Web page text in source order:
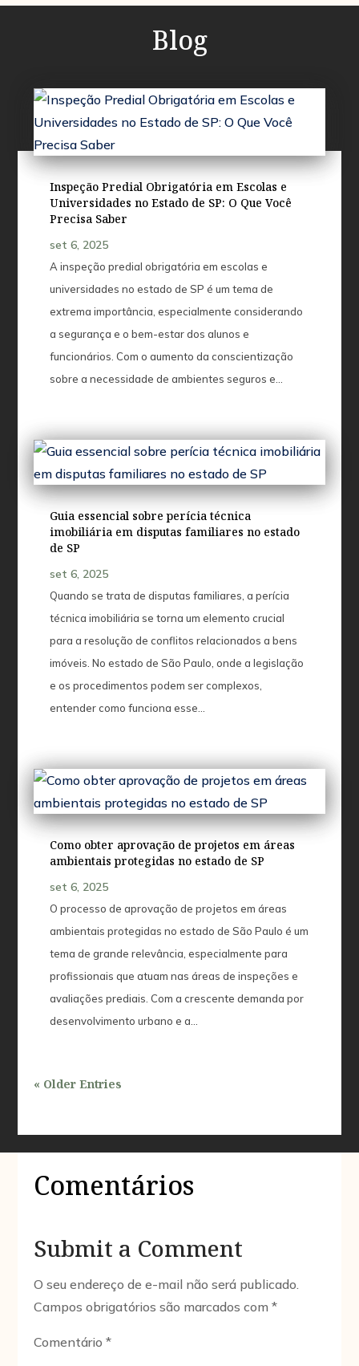
Blog
Inspeção Predial Obrigatória em Escolas e
Universidades no Estado de SP: O Que Você
Precisa Saber
set 6, 2025
A inspeção predial obrigatória em escolas e
universidades no estado de SP é um tema de
extrema importância, especialmente considerando
a segurança e o bem-estar dos alunos e
funcionários. Com o aumento da conscientização
sobre a necessidade de ambientes seguros e...
Guia essencial sobre perícia técnica
imobiliária em disputas familiares no estado
de SP
set 6, 2025
Quando se trata de disputas familiares, a perícia
técnica imobiliária se torna um elemento crucial
para a resolução de conflitos relacionados a bens
imóveis. No estado de São Paulo, onde a legislação
e os procedimentos podem ser complexos,
entender como funciona esse...
Como obter aprovação de projetos em áreas
ambientais protegidas no estado de SP
set 6, 2025
O processo de aprovação de projetos em áreas
ambientais protegidas no estado de São Paulo é um
tema de grande relevância, especialmente para
profissionais que atuam nas áreas de inspeções e
avaliações prediais. Com a crescente demanda por
desenvolvimento urbano e a...
« Older Entries
Comentários
Submit a Comment
O seu endereço de e-mail não será publicado.
Campos obrigatórios são marcados com*
Comentário*